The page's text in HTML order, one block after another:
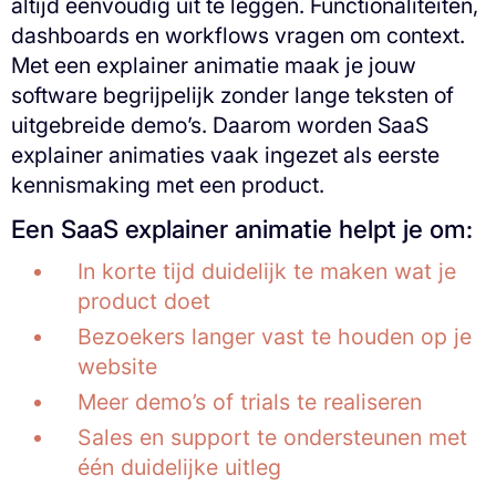
altijd eenvoudig uit te leggen. Functionaliteiten,
dashboards en workflows vragen om context.
Met een explainer animatie maak je jouw
software begrijpelijk zonder lange teksten of
uitgebreide demo’s. Daarom worden SaaS
explainer animaties vaak ingezet als eerste
kennismaking met een product.
Een SaaS explainer animatie helpt je om:
In korte tijd duidelijk te maken wat je
product doet
Bezoekers langer vast te houden op je
website
Meer demo’s of trials te realiseren
Sales en support te ondersteunen met
één duidelijke uitleg